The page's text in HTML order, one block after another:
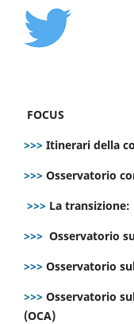
FOCUS
>>> Itinerari della
>>> Osservatorio
>>> La transizione:
>>> Osservatorio
>>> Osservatorio
>>> Osservatorio
(OCA)